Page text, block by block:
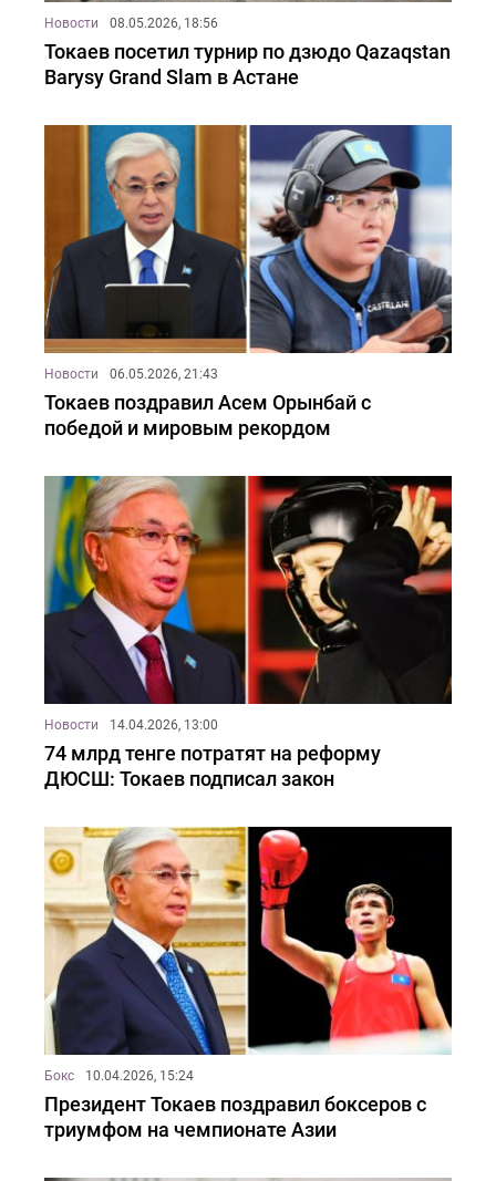
Новости 08.05.2026, 18:56
Токаев посетил турнир по дзюдо Qazaqstan
Barysy Grand Slam в Астане
Новости 06.05.2026, 21:43
Токаев поздравил Асем Орынбай с
победой и мировым рекордом
Новости 14.04.2026, 13:00
74 млрд тенге потратят на реформу
ДЮСШ: Токаев подписал закон
Бокс 10.04.2026, 15:24
Президент Токаев поздравил боксеров с
триумфом на чемпионате Азии